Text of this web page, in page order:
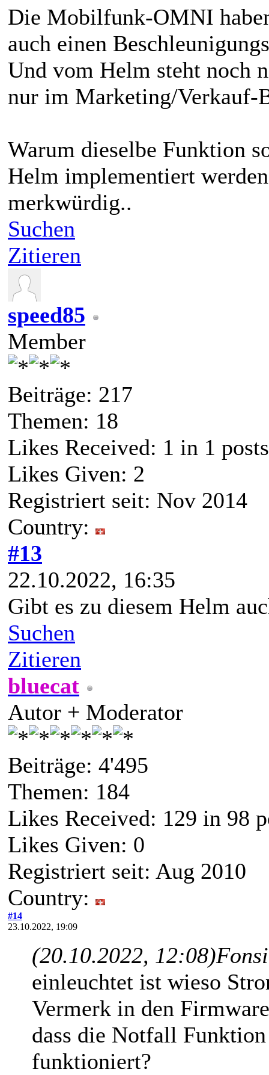
Die Mobilfunk-OMNI
auch einen
Und vom Helm steht noch
nur im Marketing/
Warum dieselbe Funktion
Helm implementiert
merkwürdig..
Suchen
Zitieren
speed85
Member
Beiträge: 217
Themen: 18
Likes Received: 1 in 1 posts
Likes Given: 2
Registriert seit: Nov 2014
Country:
#13
22.10.2022, 16:35
Gibt es zu diesem Helm
Suchen
Zitieren
bluecat
Autor + Moderator
Beiträge: 4'495
Themen: 184
Likes Received: 129 in 98
Likes Given: 0
Registriert seit: Aug 2010
Country:
#14
23.10.2022, 19:09
(20.10.2022, 12:08)
einleuchtet ist wieso
Vermerk in den
dass die Notfall
funktioniert?